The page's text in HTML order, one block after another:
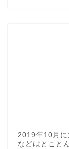
2019年10月に
などはとこと